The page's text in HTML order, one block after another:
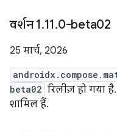
वर्शन 1.11.0-beta02
25 मार्च, 2026
beta02 रिलीज़ हो गया
शामिल हैं.